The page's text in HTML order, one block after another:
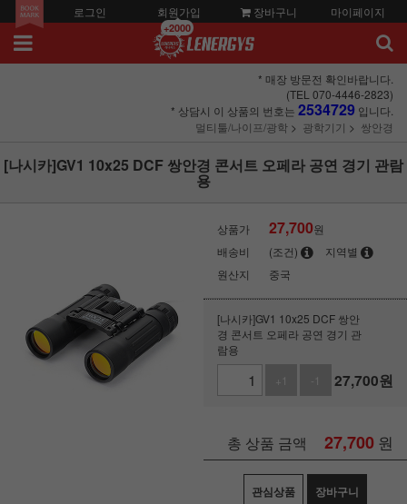
로그인 회원가입
+2000
장바구니 마이페이지
* 매장 방문전 확인바랍니다.
(TEL 070-4446-2823)
* 상담시 이 상품의 번호는 2534729 입니다.
멀티툴/나이프/광학
광학기기 쌍안경
[나시카]GV1 10x25 DCF 쌍안경 콘서트 오페라 공연 경기 관람
용
상품가 27,700원
배송비
(조건)
지역별
원산지
중국
[나시카]GV1 10x25 DCF 쌍안
경 콘서트 오페라 공연 경기 관
람용
+1
-1 27,700원
총 상품 금액 27,700 원
관심상품 장바구니